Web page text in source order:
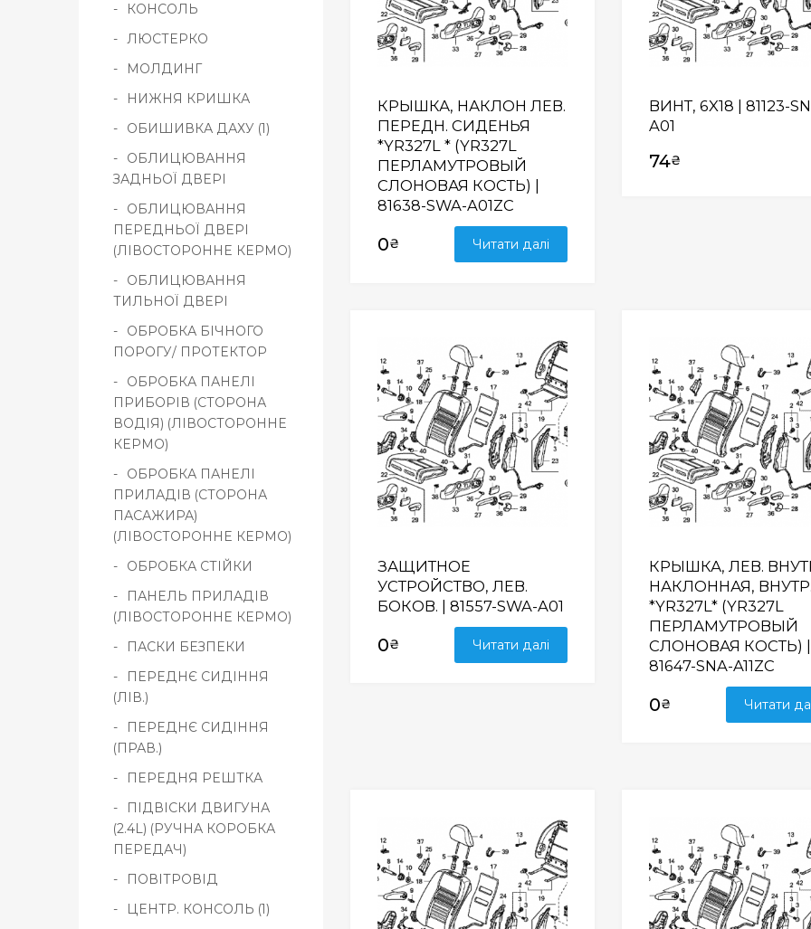
КРЫШКА, НАКЛОН ЛЕВ.
ПЕРЕДН. СИДЕНЬЯ
*YR327L * (YR327L
ПЕРЛАМУТРОВЫЙ
СЛОНОВАЯ КОСТЬ) |
81638-SWA-A01ZC
0₴ Читати далі
ВИНТ, 6X18 | 81123-
A01
74₴
ЗАЩИТНОЕ
УСТРОЙСТВО, ЛЕВ.
БОКОВ. | 81557-SWA-A01
0₴ Читати далі
КРЫШКА, ЛЕВ.
НАКЛОННАЯ, ВНУТР.
*YR327L* (YR327L
ПЕРЛАМУТРОВЫЙ
СЛОНОВАЯ КОСТЬ) |
81647-SNA-A11ZC
0₴ Читати
КОНСОЛЬ
ЛЮСТЕРКО
МОЛДИНГ
НИЖНЯ КРИШКА
ОБИШИВКА ДАХУ (1)
ОБЛИЦЮВАННЯ
ЗАДНЬОЇ ДВЕРІ
ОБЛИЦЮВАННЯ
ПЕРЕДНЬОЇ ДВЕРІ
(ЛІВОСТОРОННЕ КЕРМО)
ОБЛИЦЮВАННЯ
ТИЛЬНОЇ ДВЕРІ
ОБРОБКА БІЧНОГО
ПОРОГУ/ ПРОТЕКТОР
ОБРОБКА ПАНЕЛІ
ПРИБОРІВ (СТОРОНА
ВОДІЯ) (ЛІВОСТОРОННЕ
КЕРМО)
ОБРОБКА ПАНЕЛІ
ПРИЛАДІВ (СТОРОНА
ПАСАЖИРА)
(ЛІВОСТОРОННЕ КЕРМО)
ОБРОБКА СТІЙКИ
ПАНЕЛЬ ПРИЛАДІВ
(ЛІВОСТОРОННЕ КЕРМО)
ПАСКИ БЕЗПЕКИ
ПЕРЕДНЄ СИДІННЯ
(ЛІВ.)
ПЕРЕДНЄ СИДІННЯ
(ПРАВ.)
ПЕРЕДНЯ РЕШТКА
ПІДВІСКИ ДВИГУНА
(2.4L) (РУЧНА КОРОБКА
ПЕРЕДАЧ)
ПОВІТРОВІД
ЦЕНТР. КОНСОЛЬ (1)